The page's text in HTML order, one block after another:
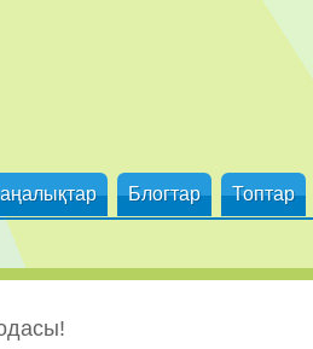
Блогтар Топтар